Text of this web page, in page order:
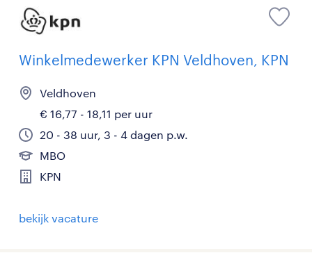
Winkelmedewerker KPN Veldhoven, KPN
Veldhoven
€ 16,77 - 18,11 per uur
20 - 38 uur, 3 - 4 dagen p.w.
MBO
KPN
bekijk vacature